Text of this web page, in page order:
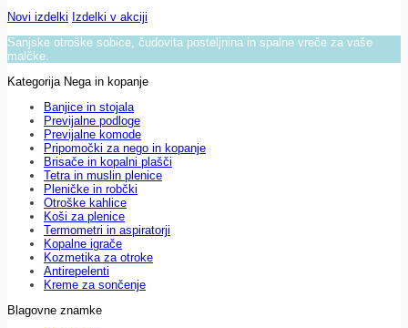
Novi izdelki Izdelki v akciji
Sanjske otroške sobice, čudovita posteljnina in spalne vreče za vaše
malčke.
Kategorija Nega in kopanje
Banjice in stojala
Previjalne podloge
Previjalne komode
Pripomočki za nego in kopanje
Brisače in kopalni plašči
Tetra in muslin plenice
Pleničke in robčki
Otroške kahlice
Koši za plenice
Termometri in aspiratorji
Kopalne igrače
Kozmetika za otroke
Antirepelenti
Kreme za sončenje
Blagovne znamke